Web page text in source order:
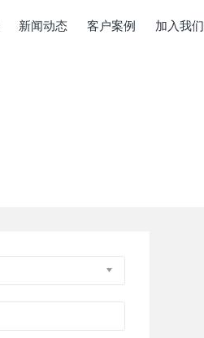
新闻动态 客户案例 加入我们